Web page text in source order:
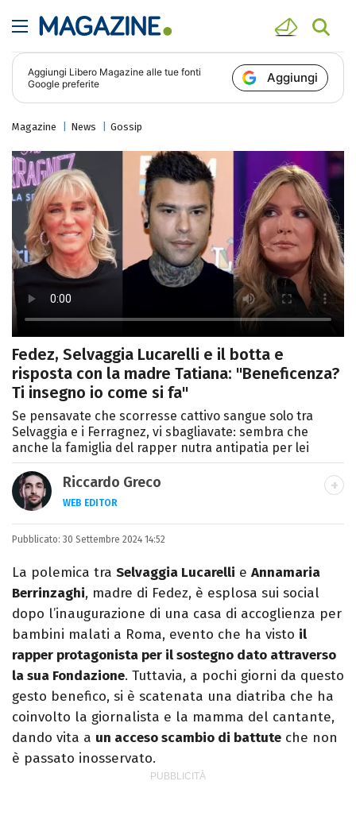
Aggiungi Libero Magazine alle tue fonti
Google preferite
Aggiungi
Magazine News Gossip
Fedez, Selvaggia Lucarelli e il botta e
risposta con la madre Tatiana: "Beneficenza?
Ti insegno io come si fa"
Se pensavate che scorresse cattivo sangue solo tra
Selvaggia e i Ferragnez, vi sbagliavate: sembra che
anche la famiglia del rapper nutra antipatia per lei
Riccardo Greco
WEB EDITOR
LINKEDIN
Si avvicina all'editoria studiando all'IED
come Fashion Editor. Si specializza poi in
Comunicazione digitale, Giornalismo e
Nuovi media presso La Sapienza,
collaborando con alcune testate ed uffici
stampa.
Pubblicato: 30 Settembre 2024 14:52
La polemica tra Selvaggia Lucarelli e Annamaria
Berrinzaghi, madre di Fedez, è esplosa sui social
dopo l’inaugurazione di una casa di accoglienza per
bambini malati a Roma, evento che ha visto il
rapper protagonista per il sostegno dato attraverso
la sua Fondazione. Tuttavia, a pochi giorni da questo
gesto benefico, si è scatenata una diatriba che ha
coinvolto la giornalista e la mamma del cantante,
dando vita a un acceso scambio di battute che non
è passato inosservato.